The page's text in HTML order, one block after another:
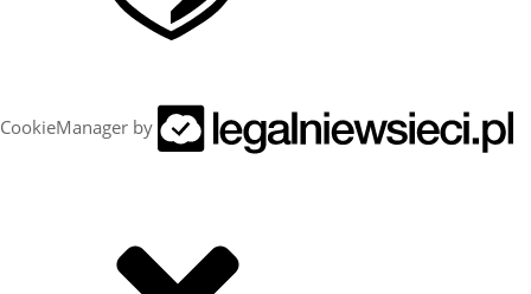
CookieManager by